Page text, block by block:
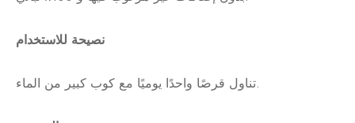
نصيحة للاستخدام
تناول قرصًا واحدًا يوميًا مع كوب كبير من الماء.